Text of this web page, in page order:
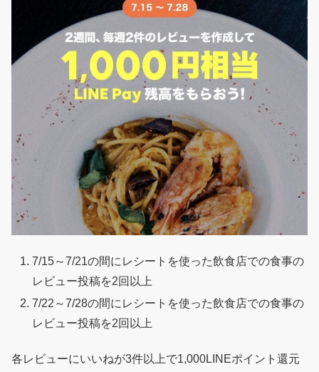
7/15～7/21の間にレシートを使った飲食店での食事の
レビュー投稿を2回以上
7/22～7/28の間にレシートを使った飲食店での食事の
レビュー投稿を2回以上
各レビューにいいねが3件以上で1,000LINEポイント還元